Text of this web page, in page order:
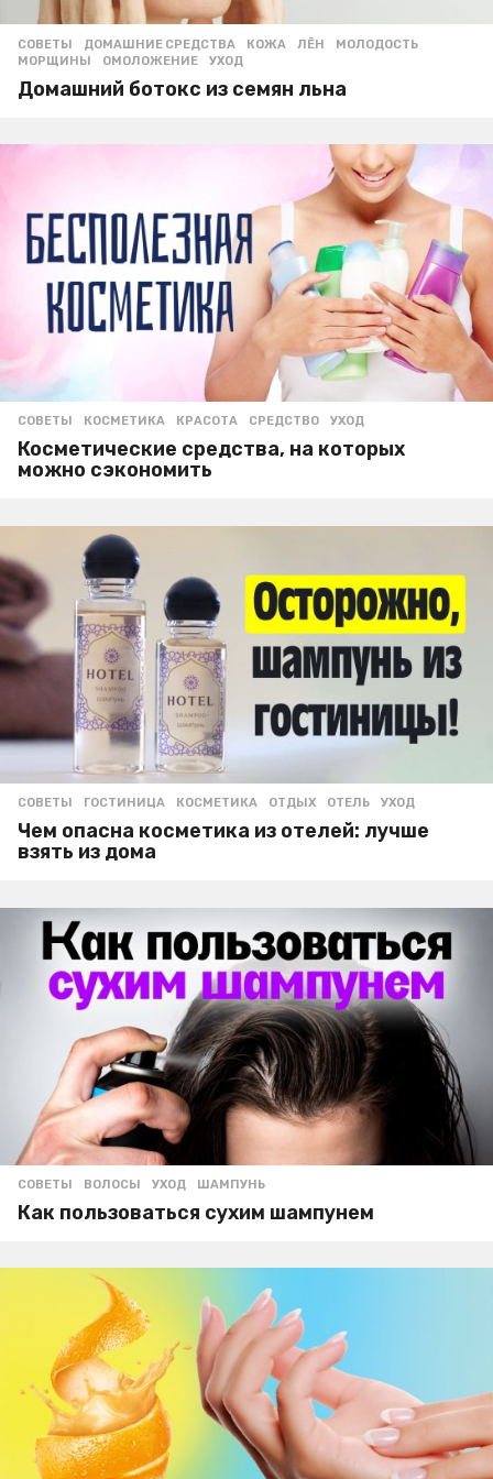
СОВЕТЫ ДОМАШНИЕ СРЕДСТВА ,КОЖА ,ЛЁН ,МОЛОДОСТЬ
МОРЩИНЫ
,ОМОЛОЖЕНИЕ ,УХОД
Домашний ботокс из семян льна
СОВЕТЫ КОСМЕТИКА ,КРАСОТА ,СРЕДСТВО ,УХОД
Косметические средства, на которых
можно сэкономить
СОВЕТЫ ГОСТИНИЦА ,КОСМЕТИКА ,ОТДЫХ ,ОТЕЛЬ ,УХОД
Чем опасна косметика из отелей: лучше
взять из дома
СОВЕТЫ ВОЛОСЫ ,УХОД ,ШАМПУНЬ
Как пользоваться сухим шампунем